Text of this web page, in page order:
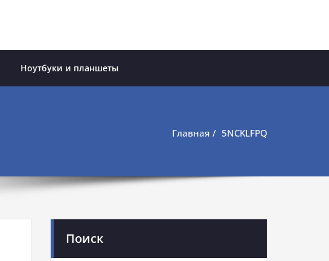
Ноутбуки и планшеты
Главная 5NCKLFPQ
Поиск